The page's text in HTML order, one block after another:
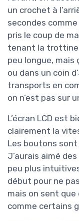
un crochet à
secondes
pris le coup de
tenant la
peu longue, mais
ou dans un coin
transports en
on n’est pas sur
L’écran LCD est
clairement la
Les boutons
J’aurais aimé
peu plus
début pour ne
mais on sent que
comme certains